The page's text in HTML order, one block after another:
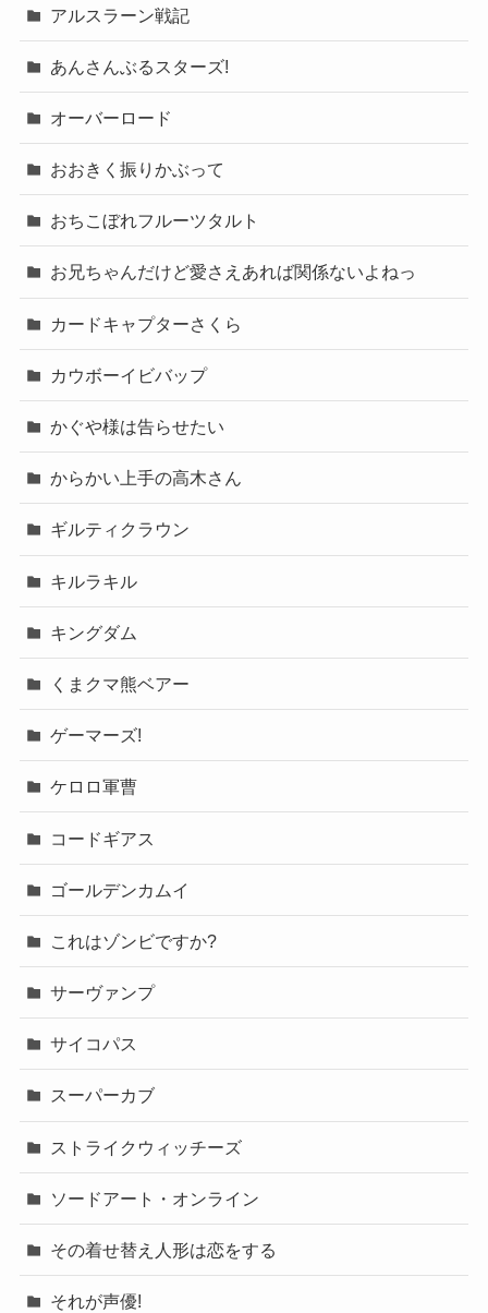
アルスラーン戦記
あんさんぶるスターズ!
オーバーロード
おおきく振りかぶって
おちこぼれフルーツタルト
お兄ちゃんだけど愛さえあれば関係ないよねっ
カードキャプターさくら
カウボーイビバップ
かぐや様は告らせたい
からかい上手の高木さん
ギルティクラウン
キルラキル
キングダム
くまクマ熊ベアー
ゲーマーズ!
ケロロ軍曹
コードギアス
ゴールデンカムイ
これはゾンビですか?
サーヴァンプ
サイコパス
スーパーカブ
ストライクウィッチーズ
ソードアート・オンライン
その着せ替え人形は恋をする
それが声優!